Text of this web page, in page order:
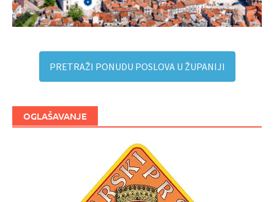
PRETRAŽI PONUDU POSLOVA U ŽUPANIJI
OGLAŠAVANJE